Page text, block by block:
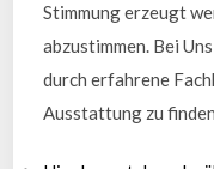
Stimmung erzeugt
abzustimmen. Bei
durch erfahrene
Ausstattung zu